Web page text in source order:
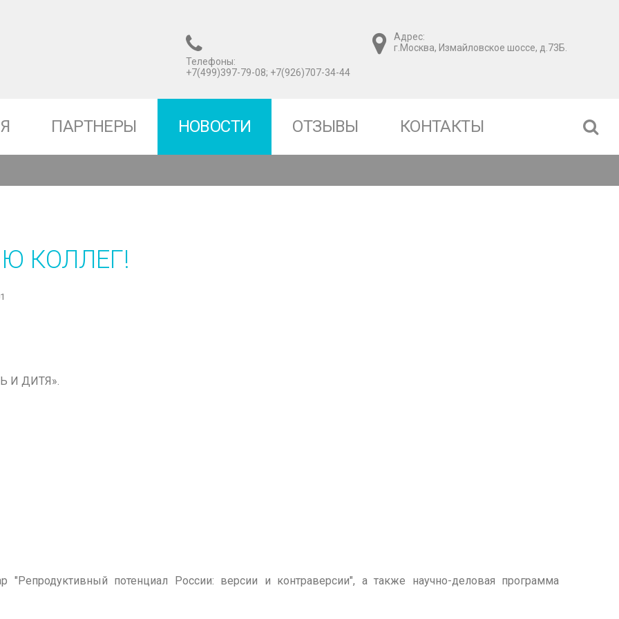
Телефоны:
+7(499)397-79-08; +7(926)707-34-44
Адрес:
г.Москва, Измайловское шоссе, д.73Б.
ПАРТНЕРЫ НОВОСТИ ОТЗЫВЫ КОНТАКТЫ
КОЛЛЕГ!
И ДИТЯ».
"Репродуктивный потенциал России: версии и контраверсии", а также научно-деловая программа